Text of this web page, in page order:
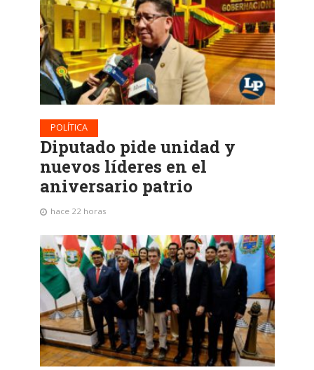
POLÍTICA
Diputado pide unidad y
nuevos líderes en el
aniversario patrio
hace 22 horas